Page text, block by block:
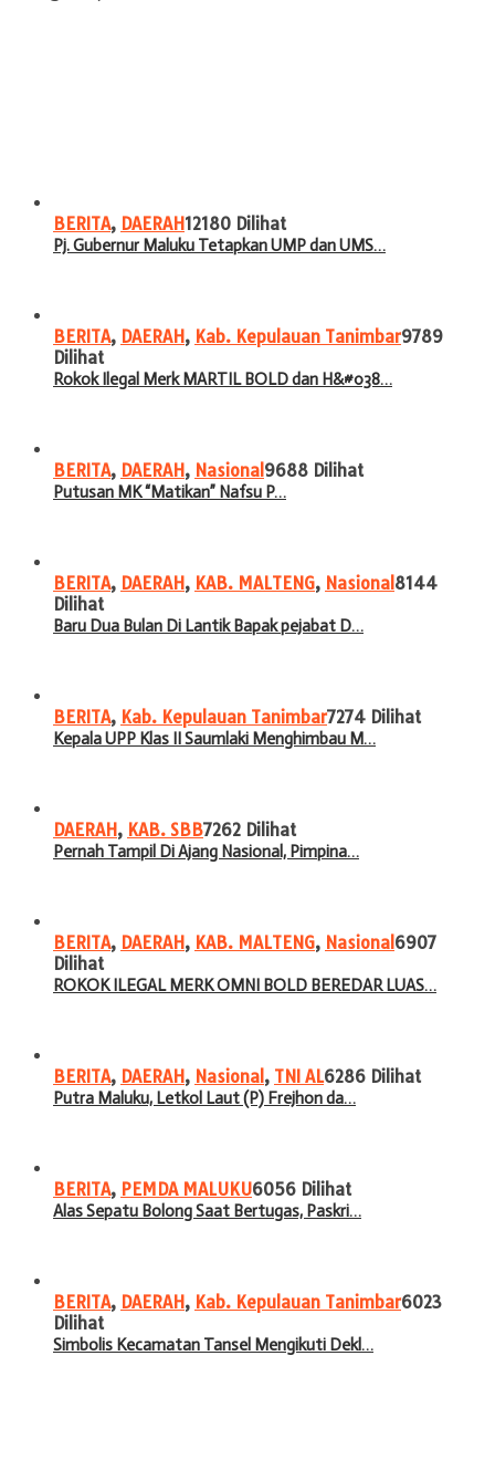
BERITA, DAERAH 12180 Dilihat
Pj. Gubernur Maluku Tetapkan UMP dan UMS…
BERITA, DAERAH , Kab. Kepulauan Tanimbar9789
Dilihat
Rokok Ilegal Merk MARTIL BOLD dan H&#038…
BERITA, DAERAH , Nasional 9688 Dilihat
Putusan MK “Matikan” Nafsu P…
BERITA, DAERAH , KAB. MALTENG, Nasional 8144
Dilihat
Baru Dua Bulan Di Lantik Bapak pejabat D…
BERITA, Kab. Kepulauan Tanimbar7274 Dilihat
Kepala UPP Klas II Saumlaki Menghimbau M…
DAERAH , KAB. SBB7262 Dilihat
Pernah Tampil Di Ajang Nasional, Pimpina…
BERITA, DAERAH , KAB. MALTENG, Nasional 6907
Dilihat
ROKOK ILEGAL MERK OMNI BOLD BEREDAR LUAS…
BERITA, DAERAH , Nasional , TNI AL6286 Dilihat
Putra Maluku, Letkol Laut (P) Frejhon da…
BERITA, PEMDA MALUKU6056 Dilihat
Alas Sepatu Bolong Saat Bertugas, Paskri…
BERITA, DAERAH , Kab. Kepulauan Tanimbar6023
Dilihat
Simbolis Kecamatan Tansel Mengikuti Dekl…